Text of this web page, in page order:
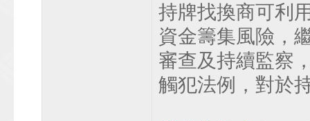
持牌找換商可利
資金籌集風險，
審查及持續監察
觸犯法例，對於